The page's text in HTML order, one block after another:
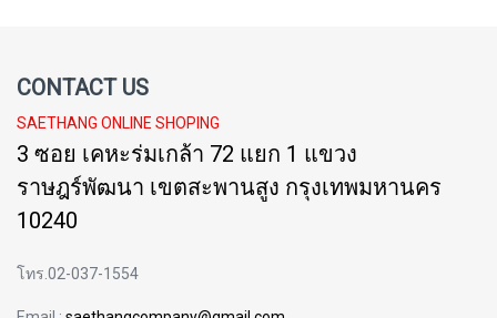
CONTACT US
SAETHANG ONLINE SHOPING
3 ซอย เคหะร่มเกล้า 72 แยก 1 แขวง
ราษฎร์พัฒนา เขตสะพานสูง กรุงเทพมหานคร
10240
โทร.02-037-1554